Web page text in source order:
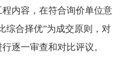
内容，在符合询价单位意
综合择优”为成交原则，对
逐一审查和对比评议。